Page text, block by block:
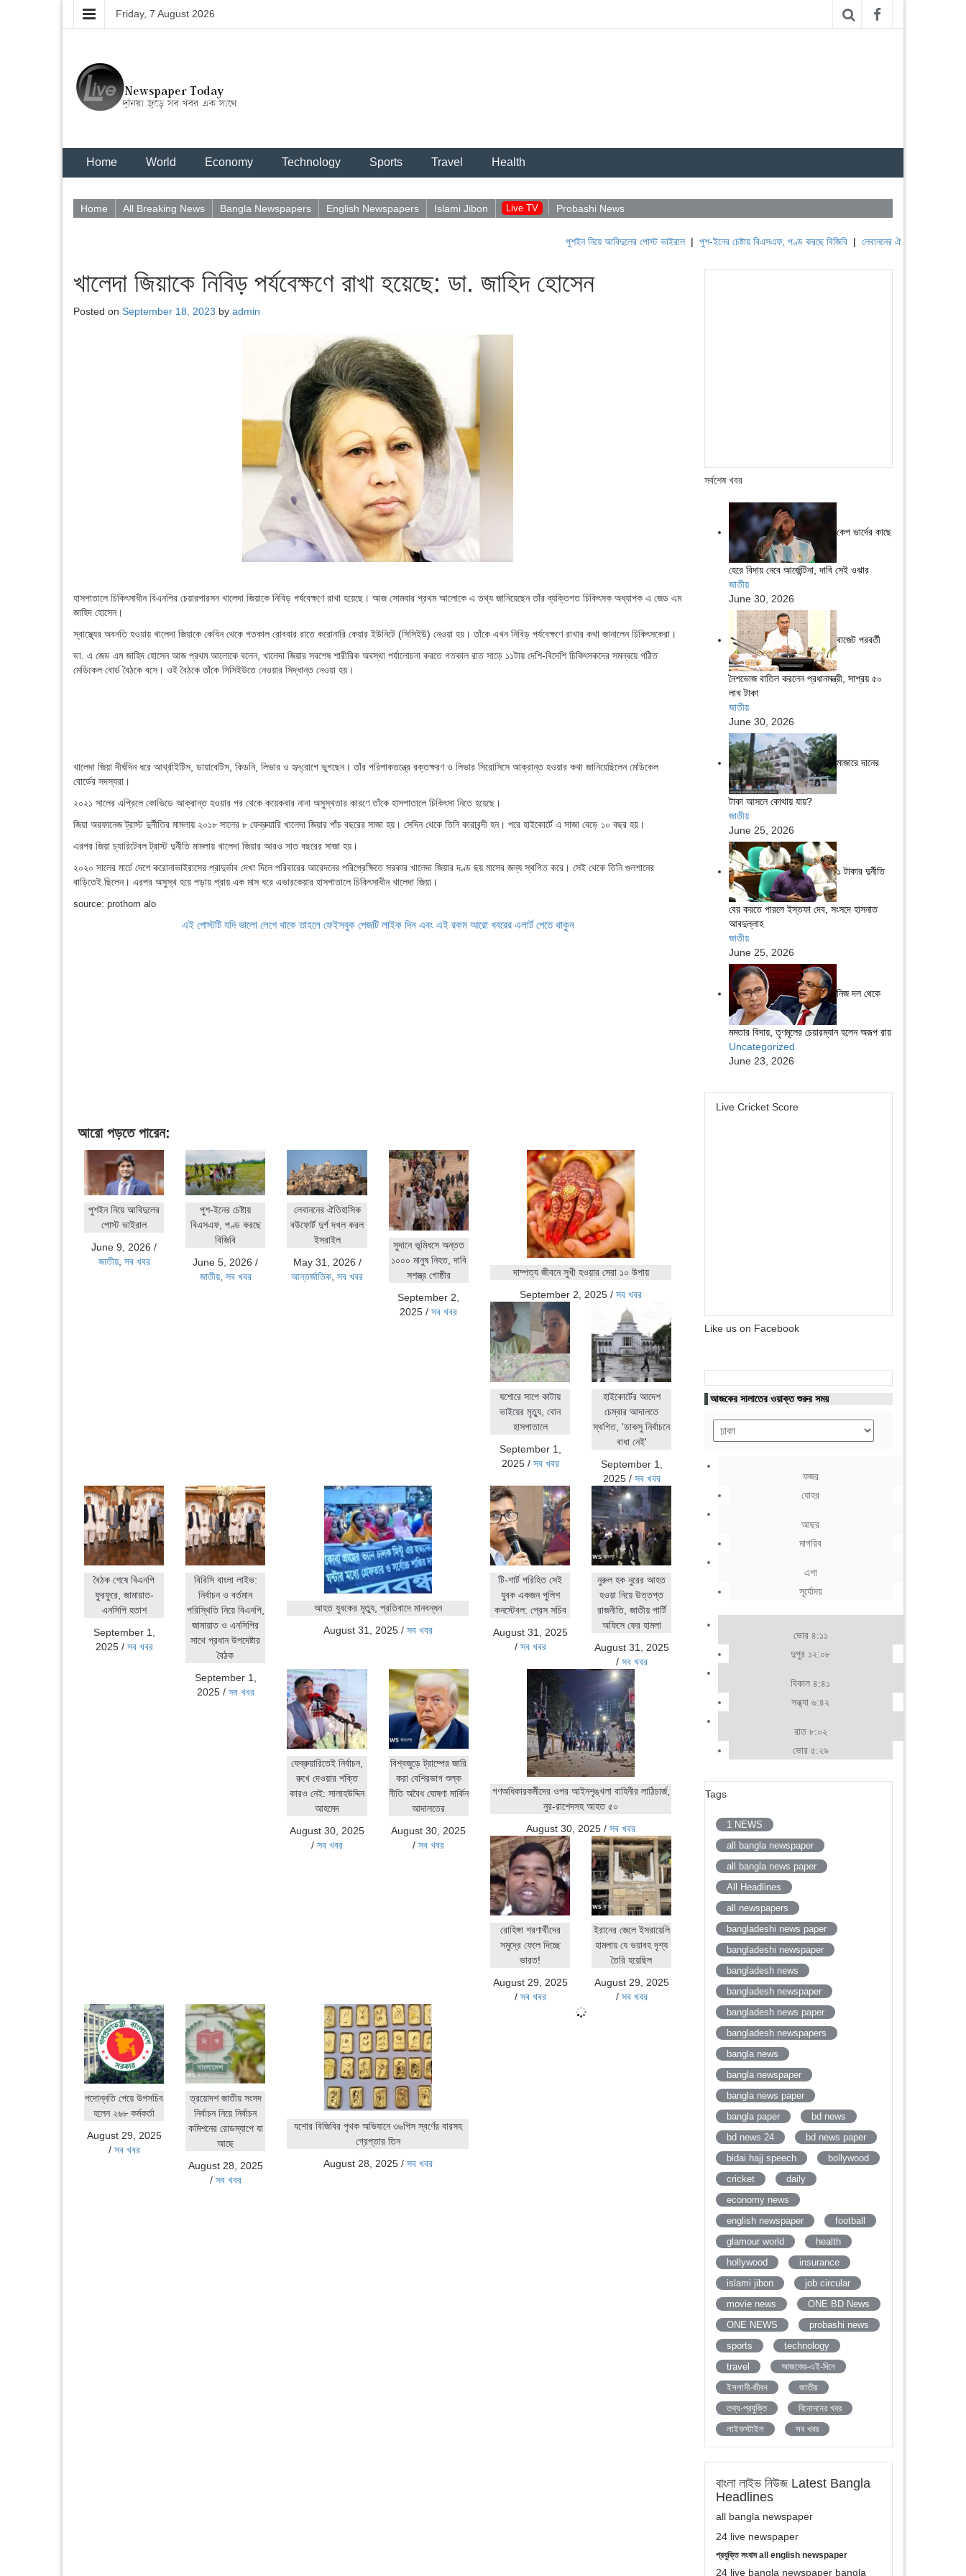
Friday, 7 August 2026
Home World Economy Technology Sports Travel Health
Home All Breaking News Bangla Newspapers English Newspapers Islami Jibon Live TV Probashi News
পুশইন নিয়ে আবিদুলের পোস্ট ভাইরাল|পুশ-ইনের চেষ্টায় বিএসএফ, পণ্ড করছে বিজিবি| লেবাননের ঐতিহাসিক বউফোর্ট দুর্গ দখল
খালেদা জিয়াকে নিবিড় পর্যবেক্ষণে রাখা হয়েছে: ডা. জাহিদ হোসেন
Posted on September 18, 2023 by admin
হাসপাতালে চিকিৎসাধীন বিএনপির চেয়ারপারসন খালেদা জিয়াকে নিবিড় পর্যবেক্ষণে রাখা হয়েছে। আজ সোমবার প্রথম আলোকে এ তথ্য জানিয়েছেন তাঁর ব্যক্তিগত চিকিৎসক অধ্যাপক এ জেড এম
জাহিদ হোসেন।
স্বাস্থ্যের অবনতি হওয়ায় খালেদা জিয়াকে কেবিন থেকে গতকাল রোববার রাতে করোনারি কেয়ার ইউনিটে (সিসিইউ) নেওয়া হয়। তাঁকে এখন নিবিড় পর্যবেক্ষণে রাখার কথা জানালেন চিকিৎসকেরা।
ডা. এ জেড এম জাহিদ হোসেন আজ প্রথম আলোকে বলেন, খালেদা জিয়ার সবশেষ শারীরিক অবস্থা পর্যালোচনা করতে গতকাল রাত সাড়ে ১১টায় দেশি-বিদেশি চিকিৎসকদের সমন্বয়ে গঠিত
মেডিকেল বোর্ড বৈঠকে বসে। ওই বৈঠকে তাঁকে সিসিইউতে নেওয়ার সিদ্ধান্ত নেওয়া হয়।
খালেদা জিয়া দীর্ঘদিন ধরে আর্থ্রাইটিস, ডায়াবেটিস, কিডনি, লিভার ও হৃদ্‌রোগে ভুগছেন। তাঁর পরিপাকতন্ত্রে রক্তক্ষরণ ও লিভার সিরোসিসে আক্রান্ত হওয়ার কথা জানিয়েছিলেন মেডিকেল
বোর্ডের সদস্যরা।
২০২১ সালের এপ্রিলে কোভিডে আক্রান্ত হওয়ার পর থেকে কয়েকবার নানা অসুস্থতার কারণে তাঁকে হাসপাতালে চিকিৎসা নিতে হয়েছে।
জিয়া অরফানেজ ট্রাস্ট দুর্নীতির মামলায় ২০১৮ সালের ৮ ফেব্রুয়ারি খালেদা জিয়ার পাঁচ বছরের সাজা হয়। সেদিন থেকে তিনি কারাবন্দী হন। পরে হাইকোর্টে এ সাজা বেড়ে ১০ বছর হয়।
এরপর জিয়া চ্যারিটেবল ট্রাস্ট দুর্নীতি মামলায় খালেদা জিয়ার আরও সাত বছরের সাজা হয়।
২০২০ সালের মার্চে দেশে করোনাভাইরাসের প্রাদুর্ভাব দেখা দিলে পরিবারের আবেদনের পরিপ্রেক্ষিতে সরকার খালেদা জিয়ার দণ্ড ছয় মাসের জন্য স্থগিত করে। সেই থেকে তিনি গুলশানের
বাড়িতেই ছিলেন। এরপর অসুস্থ হয়ে পড়ায় প্রায় এক মাস ধরে এভারকেয়ার হাসপাতালে চিকিৎসাধীন খালেদা জিয়া।
source: prothom alo
এই পোস্টটি যদি ভালো লেগে থাকে তাহলে ফেইসবুক পেজটি লাইক দিন এবং এই রকম আরো খবরের এলার্ট পেতে থাকুন
আরো পড়তে পারেন:
পুশইন নিয়ে আবিদুলের
পোস্ট ভাইরাল
June 9, 2026 /
জাতীয়, সব খবর
পুশ-ইনের চেষ্টায়
বিএসএফ, পণ্ড করছে
বিজিবি
June 5, 2026 /
জাতীয়, সব খবর
লেবাননের ঐতিহাসিক
বউফোর্ট দুর্গ দখল করল
ইসরাইল
May 31, 2026 /
আন্তর্জাতিক ,সব খবর
সুদানে ভূমিধসে অন্তত
১০০০ মানুষ নিহত, দাবি
সশস্ত্র গোষ্ঠীর
September 2,
2025 /সব খবর
দাম্পত্য জীবনে সুখী হওয়ার সেরা ১০ উপায়
September 2, 2025 /সব খবর
যশোরে সাপে কাটায়
ভাইয়ের মৃত্যু, বোন
হাসপাতালে
September 1,
2025/ সব খবর
হাইকোর্টের আদেশ
চেম্বার আদালতে
স্থগিত, 'ডাকসু নির্বাচনে
বাধা নেই'
September 1,
2025/ সব খবর
বৈঠক শেষে বিএনপি
ফুরফুরে, জামায়াত-
এনসিপি হতাশ
September 1,
2025/ সব খবর
বিবিসি বাংলা লাইভ:
নির্বাচন ও বর্তমান
পরিস্থিতি নিয়ে বিএনপি,
জামায়াত ও এনসিপির
সাথে প্রধান উপদেষ্টার
বৈঠক
September 1,
2025/ সব খবর
আহত যুবকের মৃত্যু, প্রতিবাদে মানবন্ধন
August 31, 2025/ সব খবর
টি-শার্ট পরিহিত সেই
যুবক একজন পুলিশ
কনস্টেবল: প্রেস সচিব
August 31, 2025
/ সব খবর
নুরুল হক নুরের আহত
হওয়া নিয়ে উত্তপ্ত
রাজনীতি, জাতীয় পার্টি
অফিসে ফের হামলা
August 31, 2025
/ সব খবর
ফেব্রুয়ারিতেই নির্বাচন,
রুখে দেওয়ার শক্তি
কারও নেই: সালাহউদ্দিন
আহমেদ
August 30, 2025
/সব খবর
বিশ্বজুড়ে ট্রাম্পের জারি
করা বেশিরভাগ শুল্ক
নীতি অবৈধ ঘোষণা মার্কিন
আদালতের
August 30, 2025
/সব খবর
গণঅধিকারকর্মীদের ওপর আইনশৃঙ্খলা বাহিনীর লাঠিচার্জ,
নুর-রাশেদসহ আহত ৫০
August 30, 2025 /সব খবর
রোহিঙ্গা শরণার্থীদের
সমুদ্রে ফেলে দিচ্ছে
ভারত!
August 29, 2025
/ সব খবর
ইরানের জেলে ইসরায়েলি
হামলায় যে ভয়াবহ দৃশ্য
তৈরি হয়েছিল
August 29, 2025
/ সব খবর
পদোন্নতি পেয়ে উপসচিব
হলেন ২৬৮ কর্মকর্তা
August 29, 2025
/ সব খবর
ত্রয়োদশ জাতীয় সংসদ
নির্বাচন নিয়ে নির্বাচন
কমিশনের রোডম্যাপে যা
আছে
August 28, 2025
/ সব খবর
যশোর বিজিবির পৃথক অভিযানে ৩৬পিস স্বর্ণের বারসহ
গ্রেপ্তার তিন
August 28, 2025/ সব খবর
সর্বশেষ খবর
কেপ ভার্দের কাছে
হেরে বিদায় নেবে আর্জেন্টিনা, দাবি সেই ওঝার
জাতীয়
June 30, 2026
বাজেট পরবর্তী
নৈশভোজ বাতিল করলেন প্রধানমন্ত্রী, সাশ্রয় ৫০
লাখ টাকা
জাতীয়
June 30, 2026
মাজারে দানের
টাকা আসলে কোথায় যায়?
জাতীয়
June 25, 2026
১ টাকার দুর্নীতি
বের করতে পারলে ইস্তফা দেব, সংসদে হাসনাত
আবদুল্লাহ
জাতীয়
June 25, 2026
নিজ দল থেকে
মমতার বিদায়, তৃণমূলের চেয়ারম্যান হলেন অরূপ রায়
Uncategorized
June 23, 2026
Live Cricket Score
Like us on Facebook
আজকের সালাতের ওয়াক্ত শুরুর সময়
ফজর
যোহর
আছর
মাগরিব
এশা
সূর্যোদয়
ভোর ৪:১১
দুপুর ১২:০৮
বিকাল ৪:৪১
সন্ধ্যা ৬:৪২
রাত ৮:০২
ভোর ৫:২৯
Tags
1 NEWS
all bangla newspaper
all bangla news paper
All Headlines
all newspapers
bangladeshi news paper
bangladeshi newspaper
bangladesh news
bangladesh newspaper
bangladesh news paper
bangladesh newspapers
bangla news
bangla newspaper
bangla news paper
bangla paper
bd news
bd news 24
bd news paper
bidai hajj speech
bollywood
cricket
daily
economy news
english newspaper
football
glamour world
health
hollywood
insurance
islami jibon
job circular
movie news
ONE BD News
ONE NEWS
probashi news
sports
technology
travel
আজকের-এই-দিনে
ইসলামী-জীবন
জাতীয়
তথ্য-প্রযুক্তি
বিনোদনের খবর
লাইফস্টাইল
সব খবর
বাংলা লাইভ নিউজ Latest Bangla
Headlines
all bangla newspaper
24 live newspaper
প্রযুক্তি সংবাদ all english newspaper
24 live bangla newspaper bangla